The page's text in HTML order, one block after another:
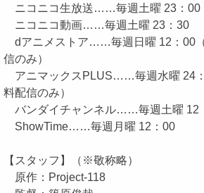
ニコニコ生放送……毎週土曜 23：00
ニコニコ動画……毎週土曜 23：30
dアニメストア……毎週日曜 12：00
信のみ）
アニマックスPLUS……毎週水曜 24
料配信のみ）
バンダイチャンネル……毎週土曜 12
ShowTime……毎週月曜 12：00
【スタッフ】（※敬称略）
原作：Project-118